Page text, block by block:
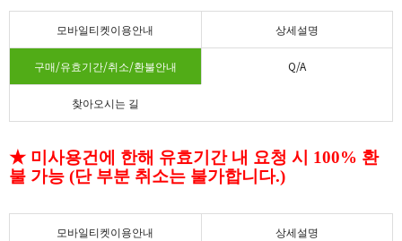
모바일티켓이용안내 상세설명
구매/유효기간/취소/환불안내 Q/A
찾아오시는 길
★ 미사용건에 한해 유효기간 내 요청 시 100% 환
불 가능 (단 부분 취소는 불가합니다.)
모바일티켓이용안내 상세설명